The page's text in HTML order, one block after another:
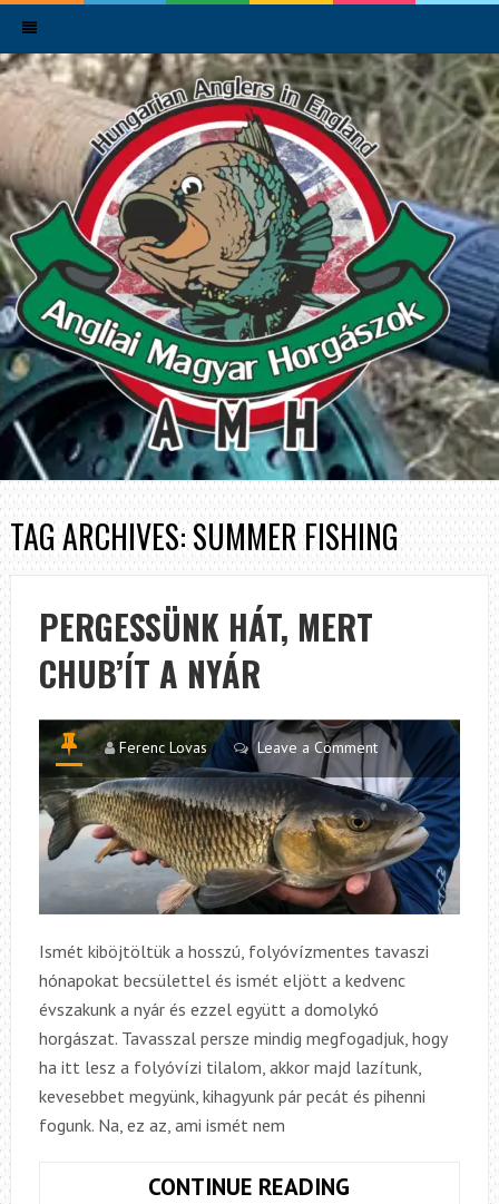
TAG ARCHIVES: SUMMER FISHING
PERGESSÜNK HÁT, MERT
CHUB’ÍT A NYÁR
Ferenc Lovas Leave a Comment
Ismét kiböjtöltük a hosszú, folyóvízmentes tavaszi
hónapokat becsülettel és ismét eljött a kedvenc
évszakunk a nyár és ezzel együtt a domolykó
horgászat. Tavasszal persze mindig megfogadjuk, hogy
ha itt lesz a folyóvízi tilalom, akkor majd lazítunk,
kevesebbet megyünk, kihagyunk pár pecát és pihenni
fogunk. Na, ez az, ami ismét nem
CONTINUE READING